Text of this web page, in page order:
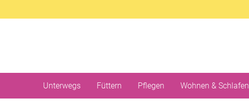
Unterwegs Füttern Pflegen Wohnen & Schlafen